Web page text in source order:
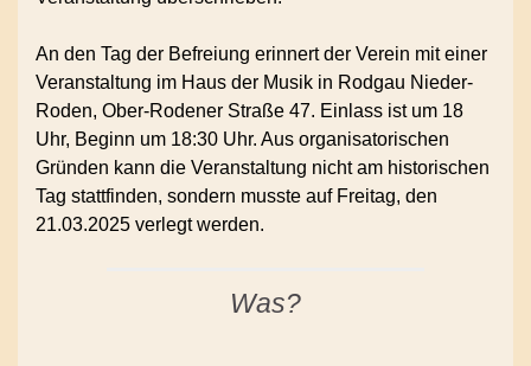
An den Tag der Befreiung erinnert der Verein mit einer
Veranstaltung im Haus der Musik in Rodgau Nieder-
Roden, Ober-Rodener Straße 47. Einlass ist um 18
Uhr, Beginn um 18:30 Uhr. Aus organisatorischen
Gründen kann die Veranstaltung nicht am historischen
Tag stattfinden, sondern musste auf Freitag, den
21.03.2025 verlegt werden.
Was?